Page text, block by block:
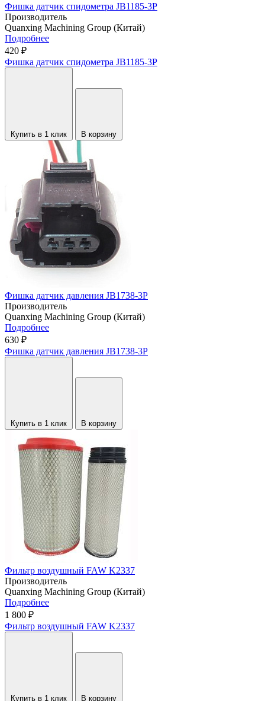
Фишка датчик спидометра JB1185-3P
Производитель
Quanxing Machining Group (Китай)
Подробнее
420 ₽
Фишка датчик спидометра JB1185-3P
Купить в 1 клик В корзину
Фишка датчик давления JB1738-3P
Производитель
Quanxing Machining Group (Китай)
Подробнее
630 ₽
Фишка датчик давления JB1738-3P
Купить в 1 клик В корзину
Фильтр воздушный FAW K2337
Производитель
Quanxing Machining Group (Китай)
Подробнее
1 800 ₽
Фильтр воздушный FAW K2337
Купить в 1 клик В корзину